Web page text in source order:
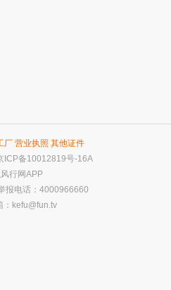
厂 营业执照 其他证件
ICP备10012819号-16A
行网APP
报电话：4000966660
kefu@fun.tv